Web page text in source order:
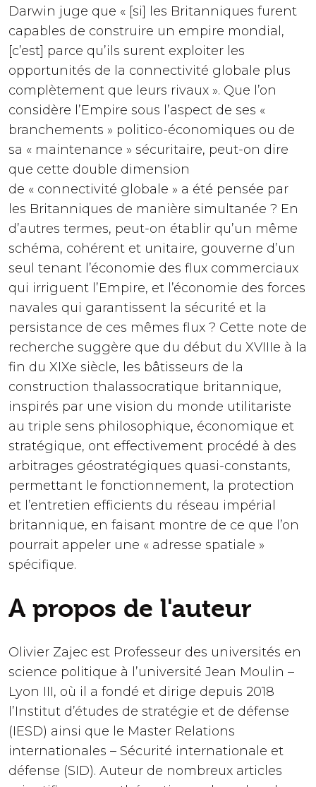
Darwin juge que « [si] les Britanniques furent
capables de construire un empire mondial,
[c’est] parce qu’ils surent exploiter les
opportunités de la connectivité globale plus
complètement que leurs rivaux ». Que l’on
considère l’Empire sous l’aspect de ses «
branchements » politico-économiques ou de
sa « maintenance » sécuritaire, peut-on dire
que cette double dimension
de « connectivité globale » a été pensée par
les Britanniques de manière simultanée ? En
d’autres termes, peut-on établir qu’un même
schéma, cohérent et unitaire, gouverne d’un
seul tenant l’économie des flux commerciaux
qui irriguent l’Empire, et l’économie des forces
navales qui garantissent la sécurité et la
persistance de ces mêmes flux ? Cette note de
recherche suggère que du début du XVIIIe à la
fin du XIXe siècle, les bâtisseurs de la
construction thalassocratique britannique,
inspirés par une vision du monde utilitariste
au triple sens philosophique, économique et
stratégique, ont effectivement procédé à des
arbitrages géostratégiques quasi-constants,
permettant le fonctionnement, la protection
et l’entretien efficients du réseau impérial
britannique, en faisant montre de ce que l’on
pourrait appeler une « adresse spatiale »
spécifique.
A propos de l'auteur
Olivier Zajec est Professeur des universités en
science politique à l’université Jean Moulin –
Lyon III, où il a fondé et dirige depuis 2018
l’Institut d’études de stratégie et de défense
(IESD) ainsi que le Master Relations
internationales – Sécurité internationale et
défense (SID). Auteur de nombreux articles